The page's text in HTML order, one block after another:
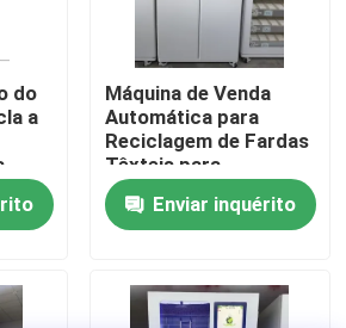
automática reversa da garrafa
do
a
de
Máquina de Venda
Automática para
Reciclagem de Fardas
Têxteis para
Hospitais,
Laboratórios e
Fábricas, Operada por
Enviar inquérito